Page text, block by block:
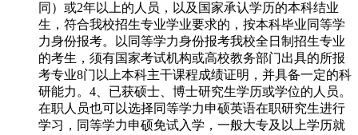
同）或2年以上的人员，以及国家承认学历的本科结业
生，符合我校招生专业学业要求的，按本科毕业同等学
力身份报考。以同等学力身份报考我校全日制招生专业
的考生，须有国家考试机构或高校教务部门出具的所报
考专业8门以上本科主干课程成绩证明，并具备一定的科
研能力。4、已获硕士、博士研究生学历或学位的人员。
在职人员也可以选择同等学力申硕英语在职研究生进行
学习，同等学力申硕免试入学，一般大专及以上学历就